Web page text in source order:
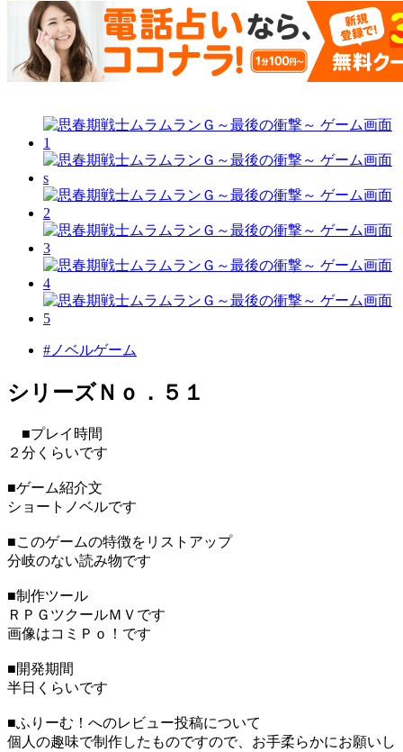
#ノベルゲーム
シリーズＮｏ．５１
■プレイ時間
２分くらいです
■ゲーム紹介文
ショートノベルです
■このゲームの特徴をリストアップ
分岐のない読み物です
■制作ツール
ＲＰＧツクールＭＶです
画像はコミＰｏ！です
■開発期間
半日くらいです
■ふりーむ！へのレビュー投稿について
個人の趣味で制作したものですので、お手柔らかにお願いし